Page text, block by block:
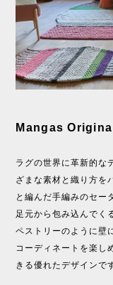
Mangas Original
ラグの世界に革新的な
ざまな素材と織り方を
と編んだ手編みのセー
足元から包み込んでく
ペストリーのように壁
コーディネートを楽し
きる優れたデザインで